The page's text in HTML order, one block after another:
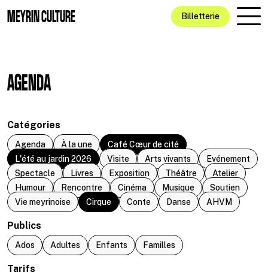
MEYRIN CULTURE Billetterie
AGENDA
Catégories
Agenda À la une
Café Cœur de cité
L'été au jardin 2026
Visite Arts vivants
Evénement
Spectacle
Livres Exposition Théâtre
Atelier
Humour
Rencontre Cinéma Musique
Soutien
Vie meyrinoise
Cirque Conte Danse AHVM
Publics
Ados Adultes Enfants Familles
Tarifs